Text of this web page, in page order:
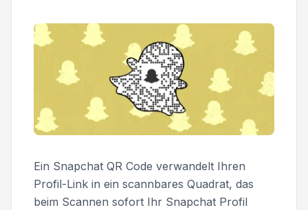
Ein Snapchat QR Code verwandelt Ihren
Profil-Link in ein scannbares Quadrat, das
beim Scannen sofort Ihr Snapchat Profil